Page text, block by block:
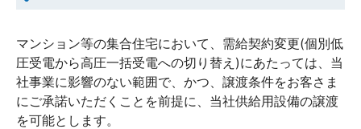
マンション等の集合住宅において、需給契約変更(個別低
圧受電から高圧一括受電への切り替え)にあたっては、当
社事業に影響のない範囲で、かつ、譲渡条件をお客さま
にご承諾いただくことを前提に、当社供給用設備の譲渡
を可能とします。